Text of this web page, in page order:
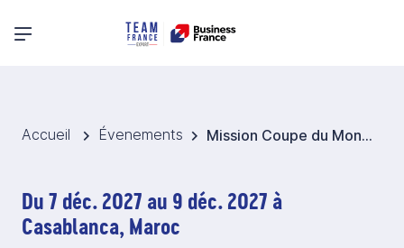
Menu principal
Accueil Évenements Mission Coupe du Monde 2027 - Maroc
Du 7 déc. 2027 au 9 déc. 2027 à
Casablanca, Maroc